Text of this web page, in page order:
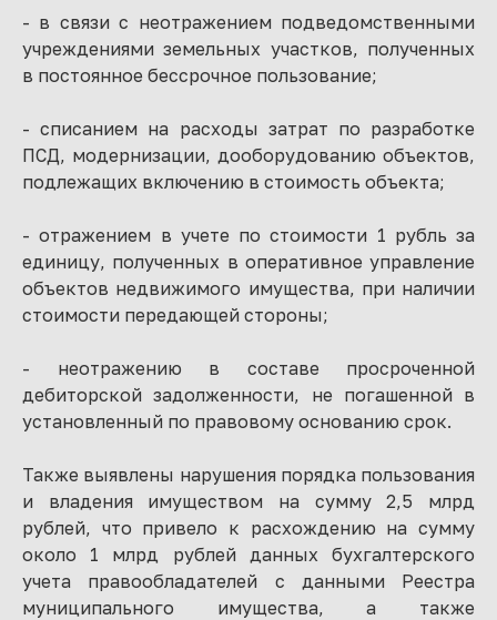
- в связи с неотражением подведомственными
учреждениями земельных участков, полученных
в постоянное бессрочное пользование;
- списанием на расходы затрат по разработке
ПСД, модернизации, дооборудованию объектов,
подлежащих включению в стоимость объекта;
- отражением в учете по стоимости 1 рубль за
единицу, полученных в оперативное управление
объектов недвижимого имущества, при наличии
стоимости передающей стороны;
- неотражению в составе просроченной
дебиторской задолженности, не погашенной в
установленный по правовому основанию срок.
Также выявлены нарушения порядка пользования
и владения имуществом на сумму 2,5 млрд
рублей, что привело к расхождению на сумму
около 1 млрд рублей данных бухгалтерского
учета правообладателей с данными Реестра
муниципального имущества, а также